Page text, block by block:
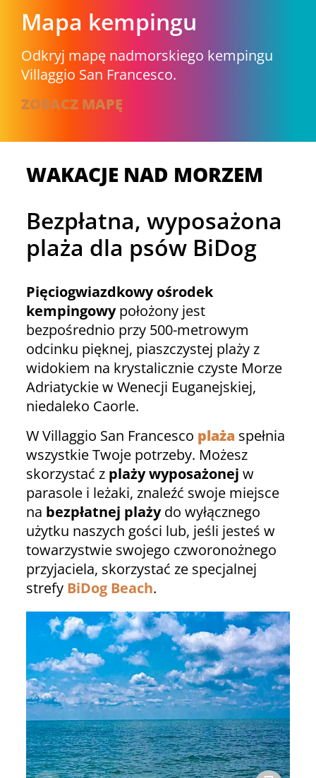
Mapa kempingu
Odkryj mapę nadmorskiego kempingu
Villaggio San Francesco.
ZOBACZ MAPĘ
WAKACJE NAD MORZEM
Bezpłatna, wyposażona
plaża dla psów BiDog
Pięciogwiazdkowy ośrodek
kempingowypołożony jest
bezpośrednio przy 500-metrowym
odcinku pięknej, piaszczystej plaży z
widokiem na krystalicznie czyste Morze
Adriatyckie w Wenecji Euganejskiej,
niedaleko Caorle.
W Villaggio San Francesco plaża spełnia
wszystkie Twoje potrzeby. Możesz
skorzystać z plaży wyposażonej w
parasole i leżaki, znaleźć swoje miejsce
na bezpłatnej plażydo wyłącznego
użytku naszych gości lub, jeśli jesteś w
towarzystwie swojego czworonożnego
przyjaciela, skorzystać ze specjalnej
strefy BiDog Beach.